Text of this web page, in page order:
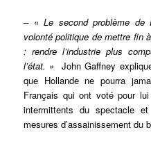
– «Le second problème de
volonté politique de mettre fin
: rendre l’industrie plus
l’état. » John Gaffney
que Hollande ne pourra
Français qui ont voté pour
intermittents du spectacle
mesures d’assainissement du